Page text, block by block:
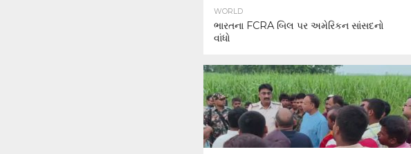
WORLD
ભારતના FCRA બિલ પર અમેરિકન સાંસદનો
વાંધો